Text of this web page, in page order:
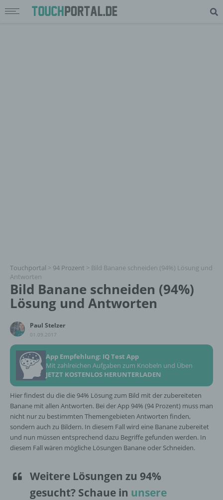
Touchportal > 94 Prozent > Bild Banane schneiden (94%) Lösung und
Antworten
Bild Banane schneiden (94%)
Lösung und Antworten
Paul Stelzer
01.09.2017
App Empfehlung: IQ Test App
Mit zahlreichen Aufgaben zum Knobeln und Üben
JETZT KOSTENLOS HERUNTERLADEN
Hier findest du die die 94% Lösung zum Bild mit der zubereiteten
Banane mit allen Antworten. Bei der App 94% (94 Prozent) muss man
nicht nur zu bestimmten Themengebieten Antworten finden,
sondern auch zu Bildern. In diesem Fall wird eine Banane zubereitet
und nun müssen entsprechend dazu Begriffe gefunden werden. In
diesem Fall wären mögliche Lösungen Banane oder Schneiden.
Weitere Lösungen zu 94%
gesucht? Schaue in unsere